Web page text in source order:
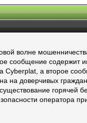
волне
сообщение
Cyberplat, а второе
доверчивых
горячей
оператора